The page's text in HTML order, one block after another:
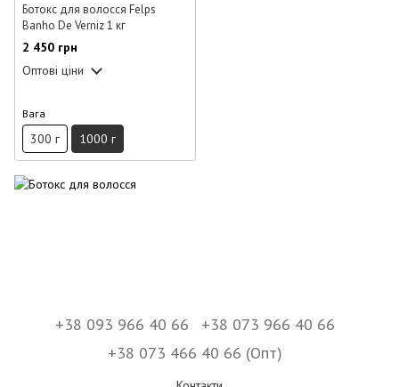
Ботокс для волосся Felps
Banho De Verniz 1 кг
2 450 грн
Оптові ціни
Вага
300 г 1000 г
+38 093 966 40 66
+38 073 966 40 66
+38 073 466 40 66 (Опт)